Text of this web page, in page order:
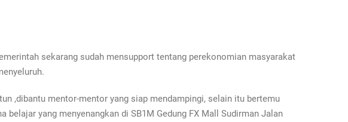
sekarang sudah mensupport tentang perekonomian masyarakat
,dibantu mentor-mentor yang siap mendampingi, selain itu bertemu
yang menyenangkan di SB1M Gedung FX Mall Sudirman Jalan